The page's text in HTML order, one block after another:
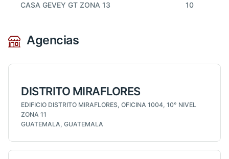
CASA GEVEY GT ZONA 13 10
Agencias
DISTRITO MIRAFLORES
EDIFICIO DISTRITO MIRAFLORES, OFICINA 1004, 10° NIVEL
ZONA 11
GUATEMALA, GUATEMALA